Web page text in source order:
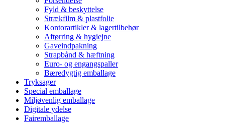
Fyld & beskyttelse
Strækfilm & plastfolie
Kontorartikler & lagertilbehør
Aftørring & hygiejne
Gaveindpakning
Strapbånd & hæftning
Euro- og engangspaller
Bæredygtig emballage
Tryksager
Special emballage
Miljøvenlig emballage
Digitale ydelse
Fairemballage